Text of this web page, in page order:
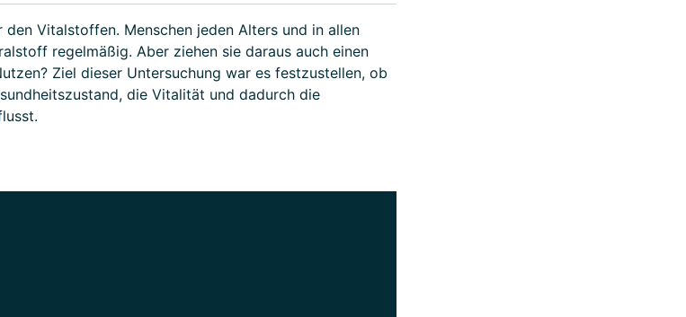
den Vitalstoffen. Menschen jeden Alters und in allen
regelmäßig. Aber ziehen sie daraus auch einen
Ziel dieser Untersuchung war es festzustellen, ob
die Vitalität und dadurch die